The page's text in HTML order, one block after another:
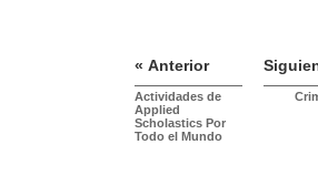
« Anterior
Actividades de
Applied
Scholastics Por
Todo el Mundo